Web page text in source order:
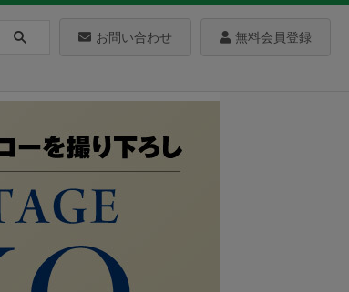
お問い合わせ 無料会員登録